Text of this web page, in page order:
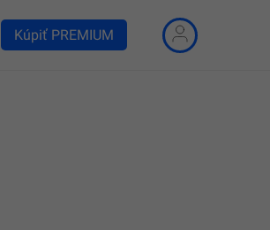
Kúpiť PREMIUM